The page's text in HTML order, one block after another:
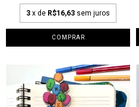
3 x de R$16,63 sem juros